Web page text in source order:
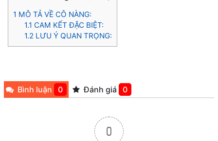
1 MÔ TẢ VỀ CÔ NÀNG:
1.1 CAM KẾT ĐẶC BIỆT:
1.2 LƯU Ý QUAN TRỌNG:
Bình luận 0 Đánh giá 0
0